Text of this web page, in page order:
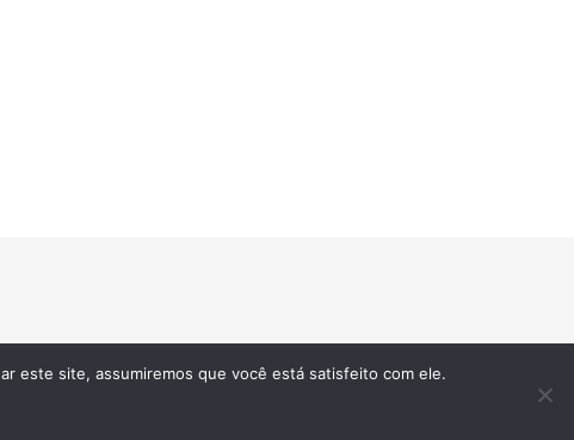
este site, assumiremos que você está satisfeito com ele.